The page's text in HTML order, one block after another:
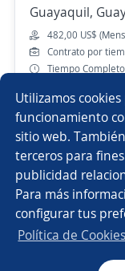
Utilizamos
funcionamiento
sitio web.
terceros para
publicidad
Para más
configurar tus
Política de Cookies
Guayaquil,
482,00 US$
Contrato por
Tiempo Completo
11 de julio